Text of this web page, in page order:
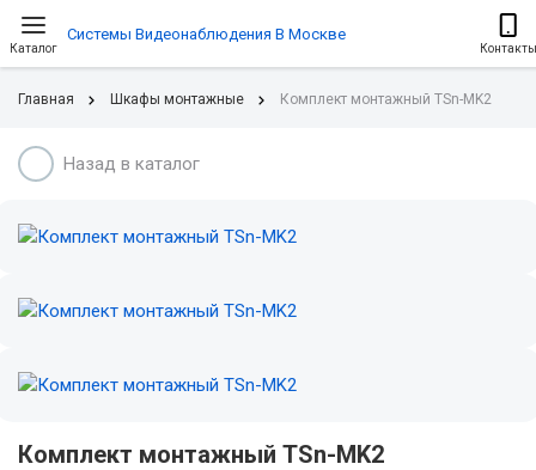
Каталог
Системы Видеонаблюдения В Москве
Контакты
Главная Шкафы монтажные Комплект монтажный TSn-MK2
Назад в каталог
Комплект монтажный TSn-MK2